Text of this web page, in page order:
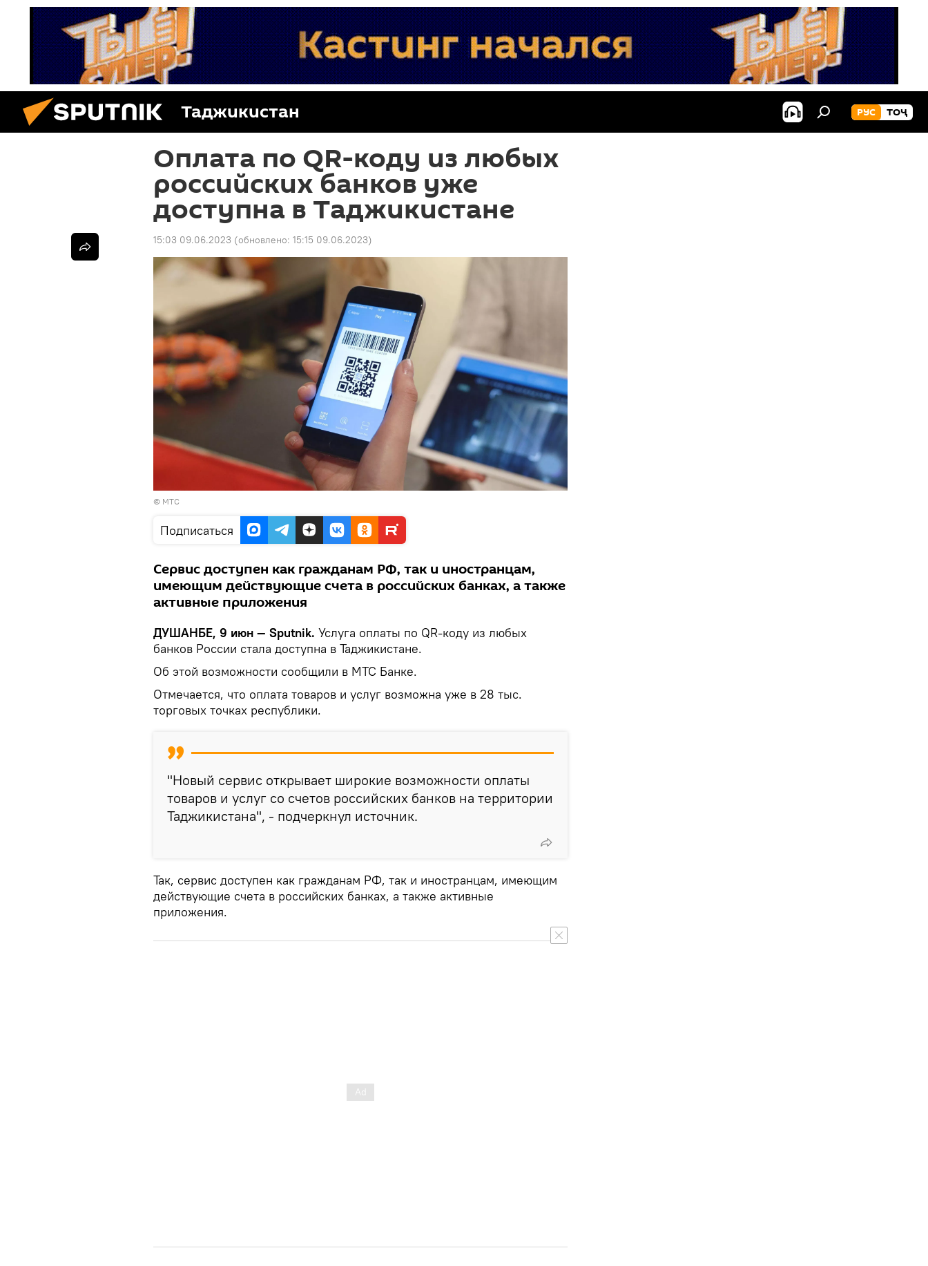
Таджикистан РУС ТОҶ
Оплата по QR-коду из любых
российских банков уже
доступна в Таджикистане
15:03 09.06.2023 (обновлено: 15:15 09.06.2023)
© МТС
Подписаться
Сервис доступен как гражданам РФ, так и иностранцам,
имеющим действующие счета в российских банках, а также
активные приложения
ДУШАНБЕ, 9 июн — Sputnik. Услуга оплаты по QR-коду из любых
банков России стала доступна в Таджикистане.
Об этой возможности сообщили в МТС Банке.
Отмечается, что оплата товаров и услуг возможна уже в 28 тыс.
торговых точках республики.
"Новый сервис открывает широкие возможности оплаты
товаров и услуг со счетов российских банков на территории
Таджикистана", - подчеркнул источник.
Так, сервис доступен как гражданам РФ, так и иностранцам, имеющим
действующие счета в российских банках, а также активные
приложения.